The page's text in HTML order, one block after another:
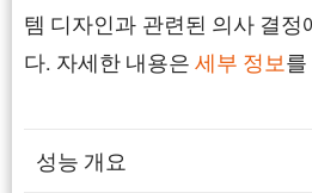
템 디자인과 관련된 의사 결정
다. 자세한 내용은 세부 정보
성능 개요